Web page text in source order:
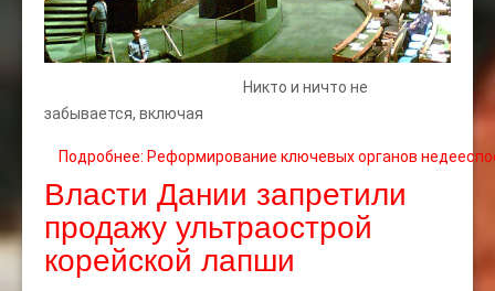
Никто и ничто не
забывается, включая
Подробнее: Реформирование ключевых органов
Власти Дании запретили
продажу ультраострой
корейской лапши